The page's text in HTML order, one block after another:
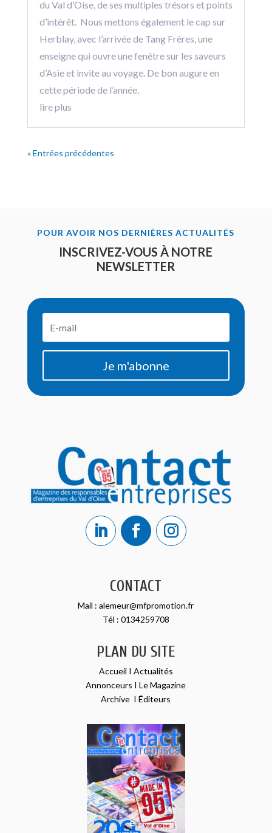
du Val d’Oise, de ses multiples trésors et points
d’intérêt. Nous mettons également le cap sur
Herblay, avec l’arrivée de Tang Frères, une
enseigne qui ouvre une fenêtre sur les saveurs
d’Asie et invite au voyage. De bon augure en
cette période de l’année.
lire plus
« Entrées précédentes
POUR AVOIR NOS DERNIÈRES ACTUALITÉS
INSCRIVEZ-VOUS À NOTRE
NEWSLETTER
Je m'abonne
CONTACT
Mail :alemeur@mfpromotion.fr
Tél : 0134259708
PLAN DU SITE
Accueil I Actualités
Annonceurs ILe Magazine
Archive IÉditeurs